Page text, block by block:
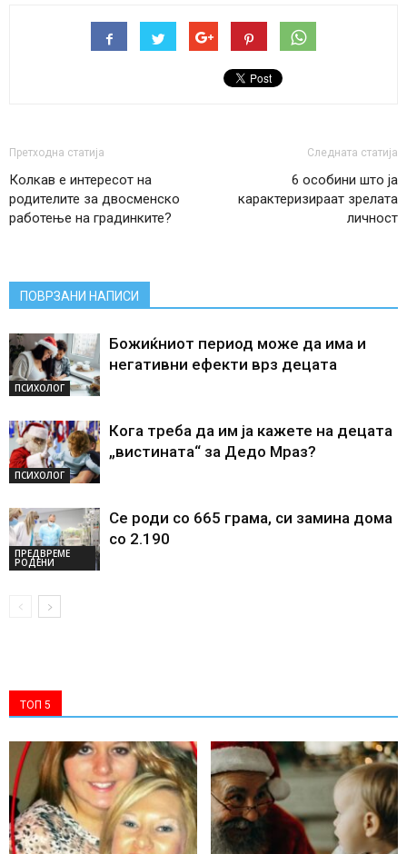
Претходна статија
Колкав е интересот на
родителите за двосменско
работење на градинките?
Следната статија
6 особини што ја
карактеризираат зрелата
личност
ПОВРЗАНИ НАПИСИ
ПСИХОЛОГ
Божиќниот период може да има и
негативни ефекти врз децата
ПСИХОЛОГ
Кога треба да им ја кажете на децата
„вистината“ за Дедо Мраз?
ПРЕДВРЕМЕ
РОДЕНИ
Се роди со 665 грама, си замина дома
со 2.190
ТОП 5